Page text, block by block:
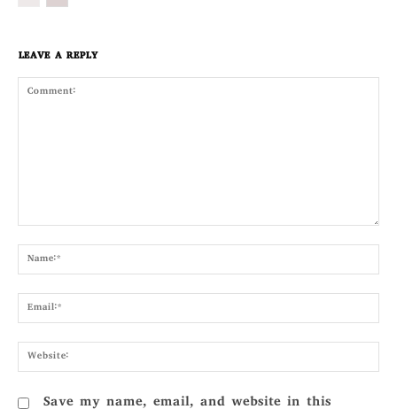
LEAVE A REPLY
Save my name, email, and website in this